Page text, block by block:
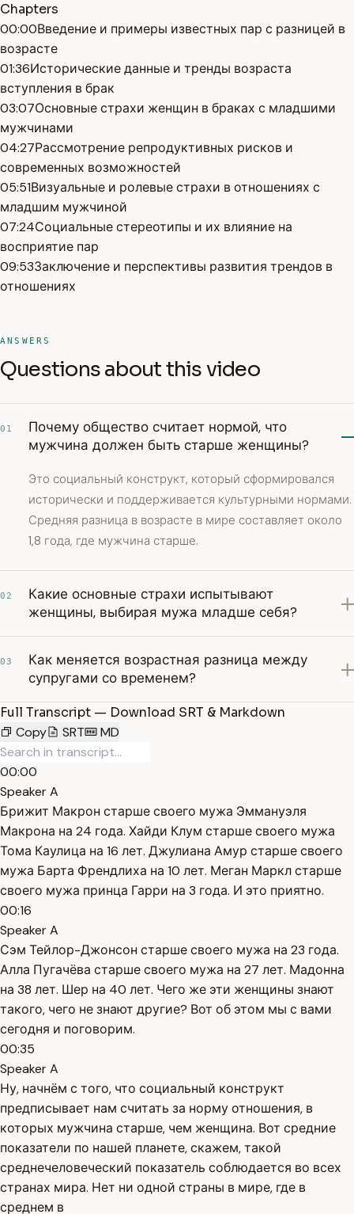
Chapters
00:00Введение и примеры известных пар с разницей в
возрасте
01:36Исторические данные и тренды возраста
вступления в брак
03:07Основные страхи женщин в браках с младшими
мужчинами
04:27Рассмотрение репродуктивных рисков и
современных возможностей
05:51Визуальные и ролевые страхи в отношениях с
младшим мужчиной
07:24Социальные стереотипы и их влияние на
восприятие пар
09:53Заключение и перспективы развития трендов в
отношениях
ANSWERS
Questions about this video
01
Почему общество считает нормой, что
мужчина должен быть старше женщины?
Это социальный конструкт, который сформировался
исторически и поддерживается культурными нормами.
Средняя разница в возрасте в мире составляет около
1,8 года, где мужчина старше.
02
Какие основные страхи испытывают
женщины, выбирая мужа младше себя?
03
Как меняется возрастная разница между
супругами со временем?
Full Transcript — Download SRT & Markdown
Copy
SRT MD
00:00
Speaker A
Брижит Макрон старше своего мужа Эммануэля
Макрона на 24 года. Хайди Клум старше своего мужа
Тома Каулица на 16 лет. Джулиана Амур старше своего
мужа Барта Френдлиха на 10 лет. Меган Маркл старше
своего мужа принца Гарри на 3 года. И это приятно.
00:16
Speaker A
Сэм Тейлор-Джонсон старше своего мужа на 23 года.
Алла Пугачёва старше своего мужа на 27 лет. Мадонна
на 38 лет. Шер на 40 лет. Чего же эти женщины знают
такого, чего не знают другие? Вот об этом мы с вами
сегодня и поговорим.
00:35
Speaker A
Ну, начнём с того, что социальный конструкт
предписывает нам считать за норму отношения, в
которых мужчина старше, чем женщина. Вот средние
показатели по нашей планете, скажем, такой
среднечеловеческий показатель соблюдается во всех
странах мира. Нет ни одной страны в мире, где в
среднем в